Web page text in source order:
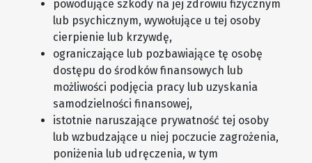
powodujące szkody na jej zdrowiu fizycznym
lub psychicznym, wywołujące u tej osoby
cierpienie lub krzywdę,
ograniczające lub pozbawiające tę osobę
dostępu do środków finansowych lub
możliwości podjęcia pracy lub uzyskania
samodzielności finansowej,
istotnie naruszające prywatność tej osoby
lub wzbudzające u niej poczucie zagrożenia,
poniżenia lub udręczenia, w tym